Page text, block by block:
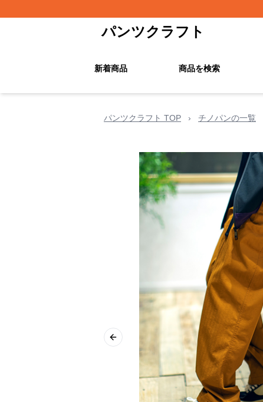
パンツクラフト
新着商品 商品を検索
パンツクラフト TOP › チノパンの一覧
Previous slide